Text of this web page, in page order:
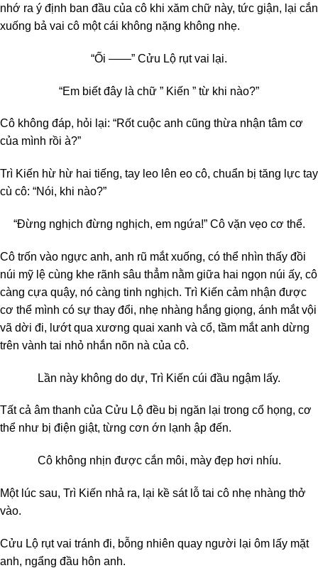
nhớ ra ý định ban đầu của cô khi xăm chữ này, tức giận, lại cắn
xuống bả vai cô một cái không nặng không nhẹ.
“Ối ——” Cửu Lộ rụt vai lại.
“Em biết đây là chữ ” Kiến ” từ khi nào?”
Cô không đáp, hỏi lại: “Rốt cuộc anh cũng thừa nhận tâm cơ
của mình rồi à?”
Trì Kiến hừ hừ hai tiếng, tay leo lên eo cô, chuẩn bị tăng lực tay
cù cô: “Nói, khi nào?”
“Đừng nghịch đừng nghịch, em ngứa!” Cô vặn vẹo cơ thể.
Cô trốn vào ngực anh, anh rũ mắt xuống, có thể nhìn thấy đồi
núi mỹ lệ cùng khe rãnh sâu thẳm nằm giữa hai ngọn núi ấy, cô
càng cựa quậy, nó càng tinh nghịch. Trì Kiến cảm nhận được
cơ thể mình có sự thay đổi, nhẹ nhàng hắng giọng, ánh mắt vội
vã dời đi, lướt qua xương quai xanh và cổ, tầm mắt anh dừng
trên vành tai nhỏ nhắn nõn nà của cô.
Lần này không do dự, Trì Kiến cúi đầu ngậm lấy.
Tất cả âm thanh của Cửu Lộ đều bị ngăn lại trong cổ họng, cơ
thể như bị điện giật, từng cơn ớn lạnh ập đến.
Cô không nhịn được cắn môi, mày đẹp hơi nhíu.
Một lúc sau, Trì Kiến nhả ra, lại kề sát lỗ tai cô nhẹ nhàng thở
vào.
Cửu Lộ rụt vai tránh đi, bỗng nhiên quay người lại ôm lấy mặt
anh, ngẩng đầu hôn anh.